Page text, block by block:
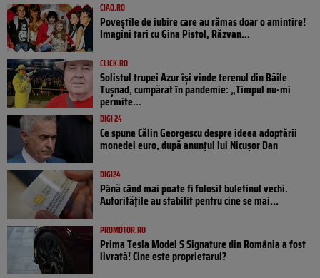
CIAO.RO
Poveştile de iubire care au rămas doar o amintire!
Imagini tari cu Gina Pistol, Răzvan...
CLICK.RO
Solistul trupei Azur își vinde terenul din Băile
Tușnad, cumpărat în pandemie: „Timpul nu-mi
permite...
DIGI 24
Ce spune Călin Georgescu despre ideea adoptării
monedei euro, după anunțul lui Nicușor Dan
DIGI24
Până când mai poate fi folosit buletinul vechi.
Autoritățile au stabilit pentru cine se mai...
PROMOTOR.RO
Prima Tesla Model S Signature din România a fost
livrată! Cine este proprietarul?